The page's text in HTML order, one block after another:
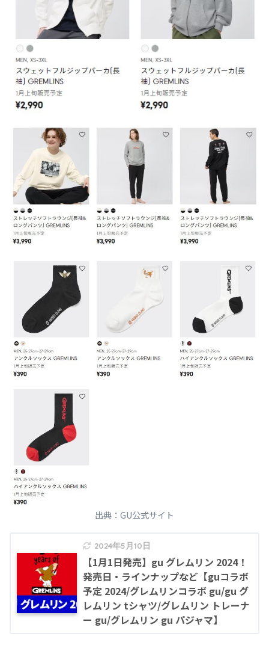
出典：GU公式サイト
2024年5月10日
【1月1日発売】gu グレムリン 2024！
発売日・ラインナップなど【guコラボ
予定 2024/グレムリンコラボ gu/gu グ
レムリン tシャツ/グレムリン トレーナ
ー gu/グレムリン gu パジャマ】